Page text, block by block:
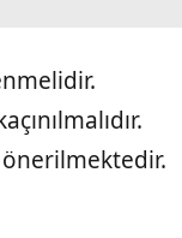
önerilmektedir.